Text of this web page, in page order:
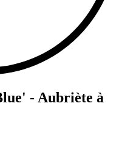
- Aubriète à